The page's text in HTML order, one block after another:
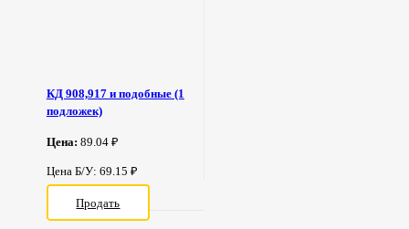
КД 908,917 и подобные (1
подложек)
Цена: 89.04 ₽
Цена Б/У: 69.15 ₽
Продать